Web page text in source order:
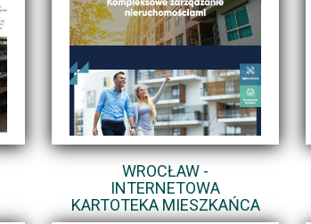
WROCŁAW -
INTERNETOWA
KARTOTEKA MIESZKAŃCA